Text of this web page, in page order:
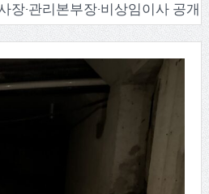
본부장·비상임이사 공개모집